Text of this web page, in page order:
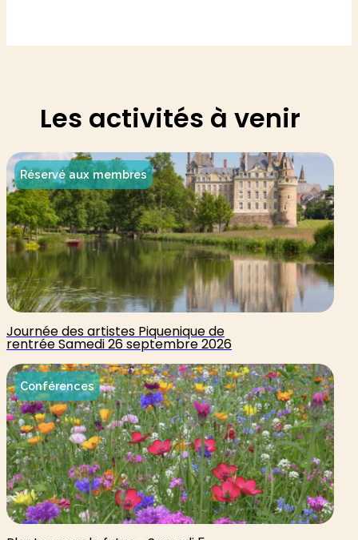
Les activités à venir
Réservé aux membres
Journée des artistes Piquenique de
rentrée Samedi 26 septembre 2026
Conférences